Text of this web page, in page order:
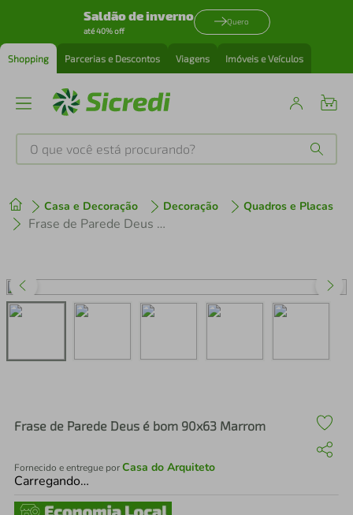
Saldão de inverno
até 40% off
Quero
Shopping Parcerias e Descontos Viagens Imóveis e Veículos
O que você está procurando?
Casa e Decoração Decoração Quadros e Placas
Frase de Parede Deus é bom 90x63 Marrom
Frase de Parede Deus é bom 90x63 Marrom
Fornecido e entregue porCasa do Arquiteto
Carregando…
1º tenis
perfume